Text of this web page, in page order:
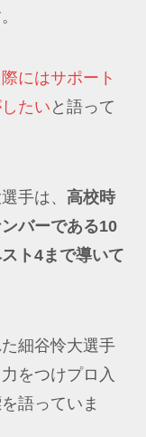
にはサポート
たい と語って
手は、 高校時
バーである10
ト4まで導いて
細谷怜大選手
をつけプロ入
語っていま